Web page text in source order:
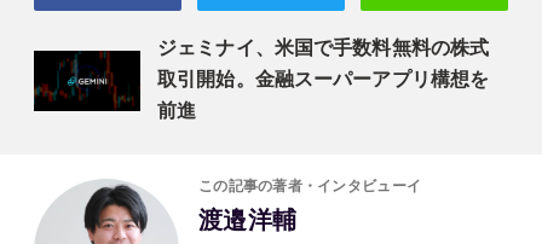
ジェミナイ、米国で手数料無料の株式
取引開始。金融スーパーアプリ構想を
前進
この記事の著者・インタビューイ
渡邉洋輔